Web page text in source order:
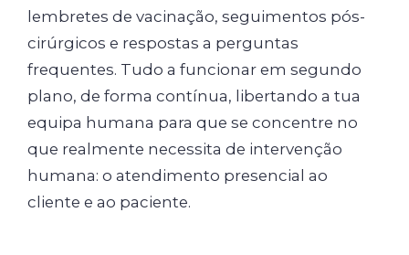
lembretes de vacinação, seguimentos pós-
cirúrgicos e respostas a perguntas
frequentes. Tudo a funcionar em segundo
plano, de forma contínua, libertando a tua
equipa humana para que se concentre no
que realmente necessita de intervenção
humana: o atendimento presencial ao
cliente e ao paciente.